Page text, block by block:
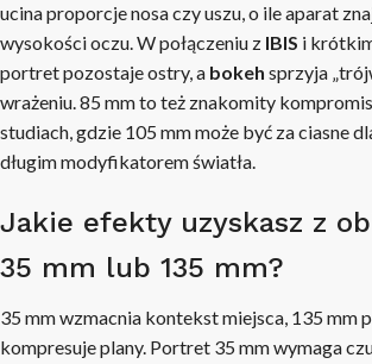
ucina proporcje nosa czy uszu, o ile aparat
wysokości oczu. W połączeniu z IBIS i
portret pozostaje ostry, a bokeh sprzyja
wrażeniu. 85 mm to też znakomity
studiach, gdzie 105 mm może być za ciasne
długim modyfikatorem światła.
Jakie efekty uzyskasz z
35 mm lub 135 mm?
35 mm wzmacnia kontekst miejsca, 135 mm
kompresuje plany. Portret 35 mm wymaga